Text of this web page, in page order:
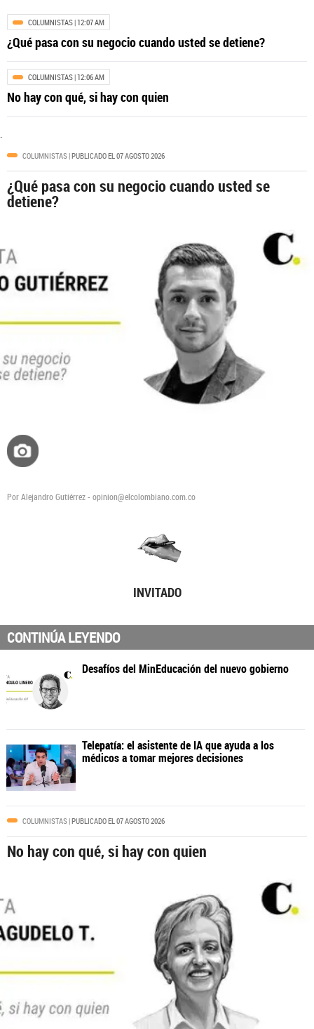
COLOMBIA| 12:39 AM
Es la hora de ‘El Tigre’: Cali está lista
para la posesión de Abelardo De la
Espriella
COLUMNISTAS| 12:07 AM
¿Qué pasa con su negocio cuando usted se detiene?
COLUMNISTAS| 12:06 AM
No hay con qué, si hay con quien
.
COLUMNISTAS| PUBLICADO EL 07 AGOSTO 2026
¿Qué pasa con su negocio cuando usted se
detiene?
Por Alejandro Gutiérrez - opinion@elcolombiano.com.co
INVITADO
CONTINÚA LEYENDO
Desafíos del MinEducación del nuevo
Telepatía: el asistente de IA que ayuda a los
médicos a tomar mejores decisiones
COLUMNISTAS| PUBLICADO EL 07 AGOSTO 2026
No hay con qué, si hay con quien